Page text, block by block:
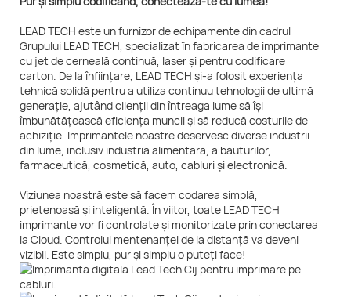
LEAD TECH este un furnizor de echipamente din cadrul
Grupului LEAD TECH, specializat în fabricarea de imprimante
cu jet de cerneală continuă, laser și pentru codificare
carton. De la înființare, LEAD TECH și-a folosit experiența
tehnică solidă pentru a utiliza continuu tehnologii de ultimă
generație, ajutând clienții din întreaga lume să își
îmbunătățească eficiența muncii și să reducă costurile de
achiziție. Imprimantele noastre deservesc diverse industrii
din lume, inclusiv industria alimentară, a băuturilor,
farmaceutică, cosmetică, auto, cabluri și electronică.
Viziunea noastră este să facem codarea simplă,
prietenoasă și inteligentă. În viitor, toate LEAD TECH
imprimante vor fi controlate și monitorizate prin conectarea
la Cloud. Controlul mentenanței de la distanță va deveni
vizibil. Este simplu, pur și simplu o puteți face!